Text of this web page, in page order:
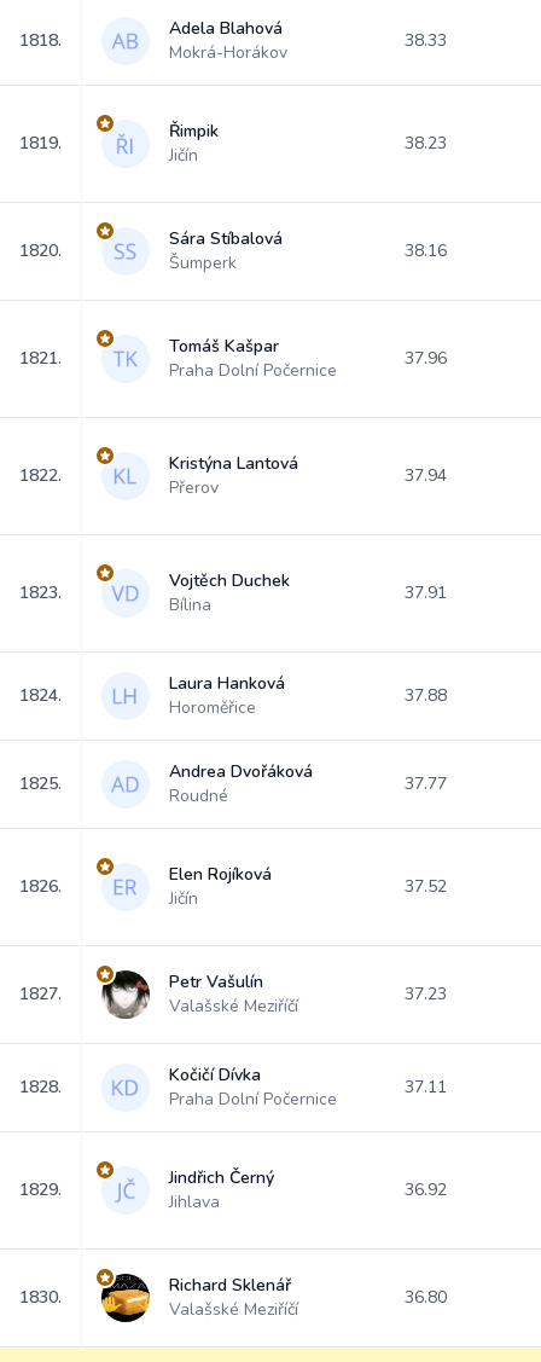
1818.
Adela Blahová
Mokrá-Horákov
38.33
1819.
Řimpik
Jičín
38.23
1820.
Sára Stíbalová
Šumperk
38.16
1821.
Tomáš Kašpar
Praha Dolní Počernice
37.96
1822.
Kristýna Lantová
Přerov
37.94
1823.
Vojtěch Duchek
Bílina
37.91
1824.
Laura Hanková
Horoměřice
37.88
1825.
Andrea Dvořáková
Roudné
37.77
1826.
Elen Rojíková
Jičín
37.52
1827.
Petr Vašulín
Valašské Meziříčí
37.23
1828.
Kočičí Dívka
Praha Dolní Počernice
37.11
1829.
Jindřich Černý
Jihlava
36.92
1830.
Richard Sklenář
Valašské Meziříčí
36.80